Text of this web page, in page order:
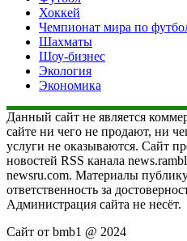
Хоккей
Чемпионат мира по
Шахматы
Шоу-бизнес
Экология
Экономика
Данный сайт не является
сайте ни чего не продают, ни
услуги не оказываются. Сайт
новостей RSS канала
newsru.com. Материалы
ответственность за
Администрация сайта не несёт.
Сайт от bmb1 @ 2024